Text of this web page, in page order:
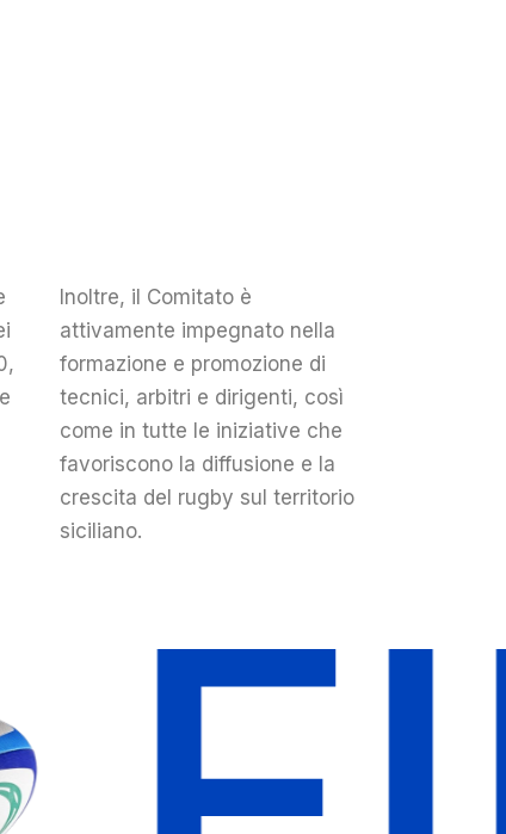
Inoltre, il Comitato è
attivamente impegnato nella
formazione e promozione di
tecnici, arbitri e dirigenti, così
come in tutte le iniziative che
favoriscono la diffusione e la
crescita del rugby sul territorio
siciliano.